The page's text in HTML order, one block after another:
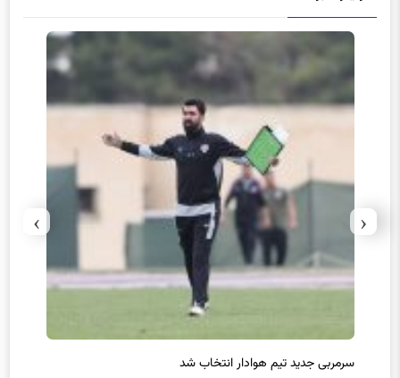
سرمربی جدید تیم هوادار انتخاب شد
7 ماه پیش